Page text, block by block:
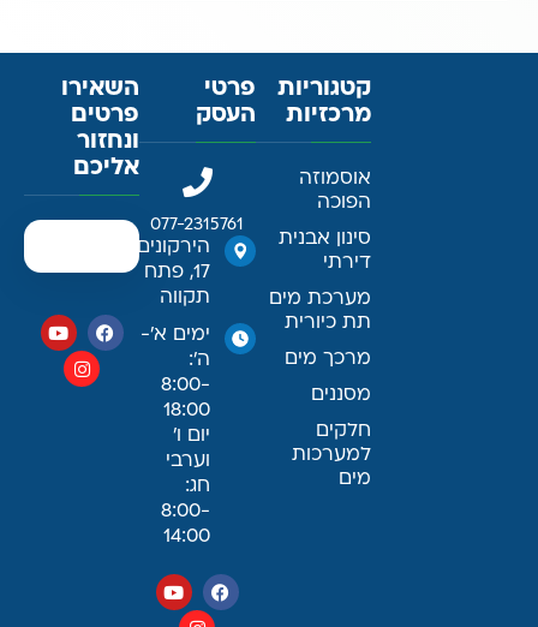
קטגוריות
מרכזיות
אוסמוזה
הפוכה
סינון אבנית
דירתי
מערכת מים
תת כיורית
מרכך מים
מסננים
חלקים
למערכות
מים
פרטי
העסק
077-2315761
הירקונים
17, פתח
תקווה
ימים א׳-
ה׳:
8:00-
18:00
יום ו׳
וערבי
חג:
8:00-
14:00
השאירו
פרטים
ונחזור
אליכם